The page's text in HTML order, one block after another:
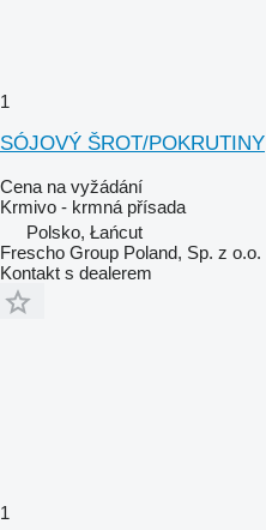
1
SÓJOVÝ ŠROT/POKRUTINY
Cena na vyžádání
Krmivo - krmná přísada
Polsko, Łańcut
Frescho Group Poland, Sp. z o.o.
Kontakt s dealerem
1